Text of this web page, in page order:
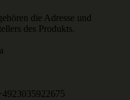
die Adresse und
des Produkts.